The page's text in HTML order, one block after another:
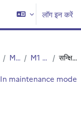
लॉग इन करें
Master M1 Chimie सन्क्षिप्त विवरण
In maintenance mode